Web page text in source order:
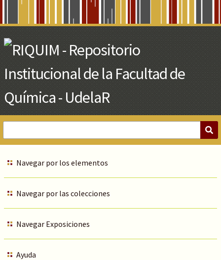
Main
Content
Navegar por los elementos
Navegar por las colecciones
Navegar Exposiciones
Ayuda